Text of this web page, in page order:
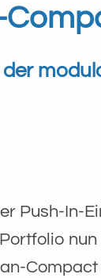
Push-In-
nun
Compact